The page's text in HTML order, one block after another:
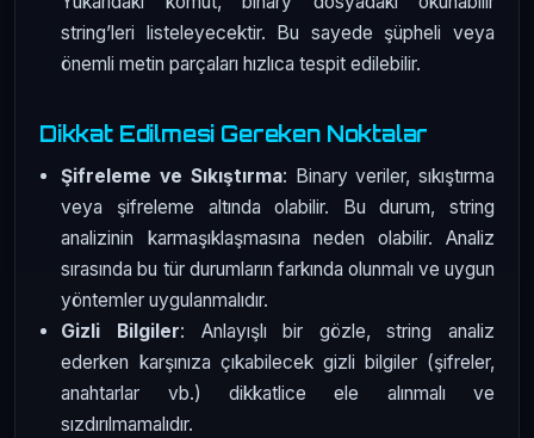
string’leri listeleyecektir. Bu sayede şüpheli veya
önemli metin parçaları hızlıca tespit edilebilir.
Dikkat Edilmesi Gereken Noktalar
Şifreleme ve Sıkıştırma: Binary veriler, sıkıştırma
veya şifreleme altında olabilir. Bu durum, string
analizinin karmaşıklaşmasına neden olabilir. Analiz
sırasında bu tür durumların farkında olunmalı ve uygun
yöntemler uygulanmalıdır.
Gizli Bilgiler: Anlayışlı bir gözle, string analiz
ederken karşınıza çıkabilecek gizli bilgiler (şifreler,
anahtarlar vb.) dikkatlice ele alınmalı ve
sızdırılmamalıdır.